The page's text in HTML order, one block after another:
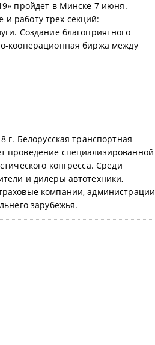
пройдет в Минске 7 июня.
работу трех секций:
Создание благоприятного
кооперационная биржа между
г. Белорусская транспортная
проведение специализированной
конгресса. Среди
и дилеры автотехники,
компании, администрации
зарубежья.